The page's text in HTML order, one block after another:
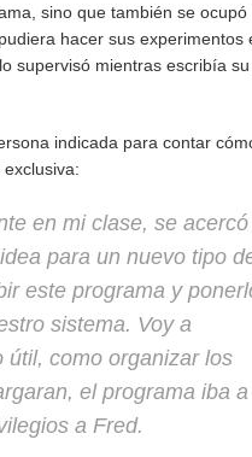
sino que también se ocupó
hacer sus experimentos
supervisó mientras escribía su
indicada para contar
en mi clase, se acercó
para un nuevo tipo
este programa y
sistema. Voy a
útil, como organizar los
el programa iba a
a Fred.